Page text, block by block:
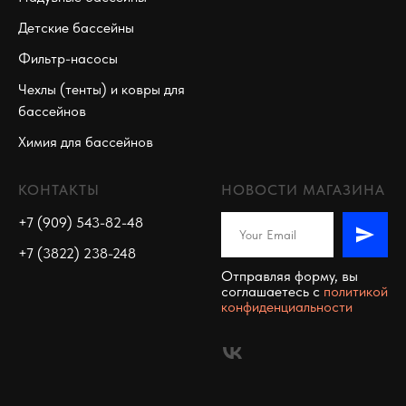
Детские бассейны
Фильтр-насосы
Чехлы (тенты) и ковры для
бассейнов
Химия для бассейнов
КОНТАКТЫ
+7 (909) 543-82-48
+7 (3822) 238-248
НОВОСТИ МАГАЗИНА
Отправляя форму, вы
соглашаетесь c политикой
конфиденциальности